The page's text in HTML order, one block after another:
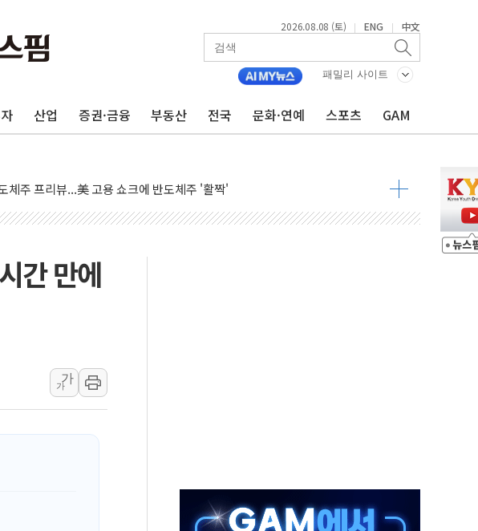
2026.08.08 (토) | ENG | 中文
패밀리 사이트
산업 증권·금융 부동산 전국 문화·연예 스포츠 GAM
국, '공동방위협정' 체결… 이스라엘·이란 위협에 맞설 자체 억지력 강화
정명령 검토…"이르면 다음 주"
항 '하르그섬', 최근 1주일 이상 '올스톱'… 美 해상봉쇄 영향
중 급등…시장은 "또 개입했나" 촉각
용 쇼크에 금리 인상 우려 후퇴…나스닥 선물 1%대 상승
3000명 감소 '쇼크'…9월 금리 인상 기대 후퇴
주...아틀라시안·클라우드플레어·태양광주↑ VS 트레이드데스크·웬디스↓
"6·25 미군 실종자 7359명 끝까지 찾겠다"
톤 부동산 2차 회의' 주재… "전폭적 공급 확대·속도전 총력"
리콘 관세 15% 부과…美 태양광주 급등
간 만에
가
가